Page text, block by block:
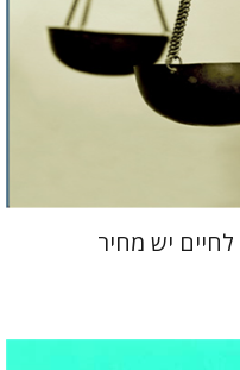
הנחת אתר ספר מודפס
$35
לחיים יש מחיר